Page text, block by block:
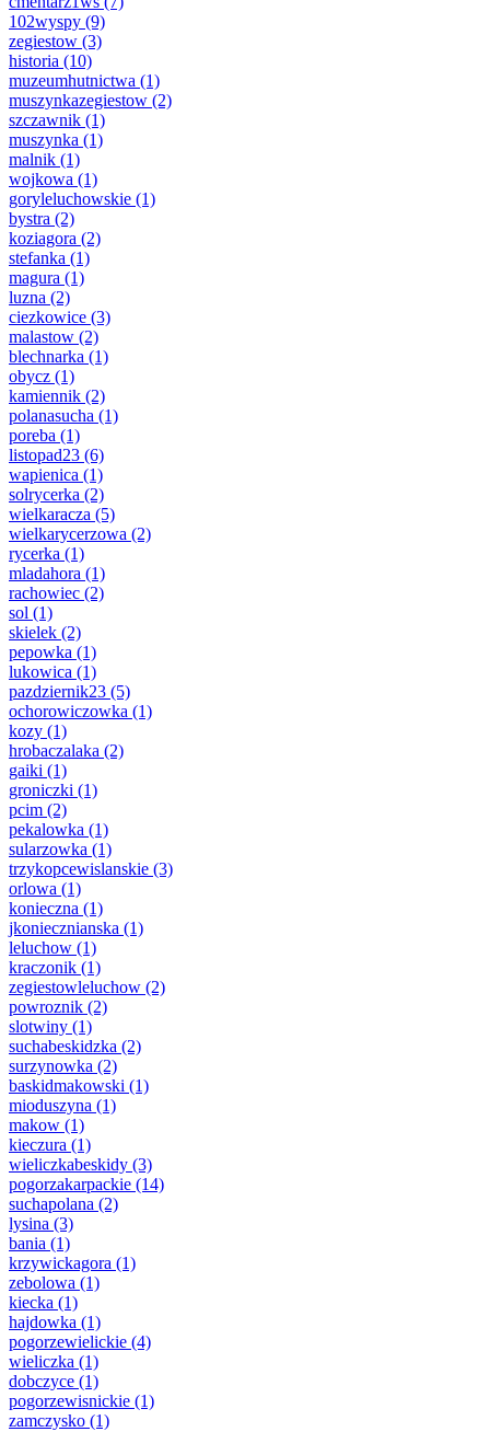
102wyspy (9)
zegiestow (3)
historia (10)
muzeumhutnictwa (1)
muszynkazegiestow (2)
szczawnik (1)
muszynka (1)
malnik (1)
wojkowa (1)
goryleluchowskie (1)
bystra (2)
koziagora (2)
stefanka (1)
magura (1)
luzna (2)
ciezkowice (3)
malastow (2)
blechnarka (1)
obycz (1)
kamiennik (2)
polanasucha (1)
poreba (1)
listopad23 (6)
wapienica (1)
solrycerka (2)
wielkaracza (5)
wielkarycerzowa (2)
rycerka (1)
mladahora (1)
rachowiec (2)
sol (1)
skielek (2)
pepowka (1)
lukowica (1)
pazdziernik23 (5)
ochorowiczowka (1)
kozy (1)
hrobaczalaka (2)
gaiki (1)
groniczki (1)
pcim (2)
pekalowka (1)
sularzowka (1)
trzykopcewislanskie (3)
orlowa (1)
konieczna (1)
jkoniecznianska (1)
leluchow (1)
kraczonik (1)
zegiestowleluchow (2)
powroznik (2)
slotwiny (1)
suchabeskidzka (2)
surzynowka (2)
baskidmakowski (1)
mioduszyna (1)
makow (1)
kieczura (1)
wieliczkabeskidy (3)
pogorzakarpackie (14)
suchapolana (2)
lysina (3)
bania (1)
krzywickagora (1)
zebolowa (1)
kiecka (1)
hajdowka (1)
pogorzewielickie (4)
wieliczka (1)
dobczyce (1)
pogorzewisnickie (1)
zamczysko (1)